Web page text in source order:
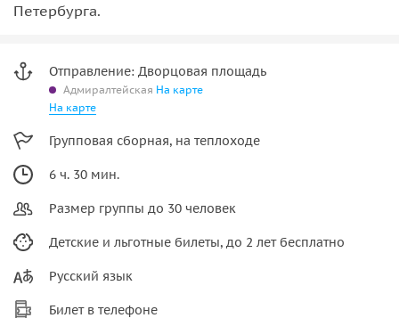
Петербурга.
Отправление: Дворцовая площадь
Адмиралтейская На карте
На карте
Групповая сборная, на теплоходе
6 ч. 30 мин.
Размер группы до 30 человек
Детские и льготные билеты, до 2 лет бесплатно
Русский язык
Билет в телефоне